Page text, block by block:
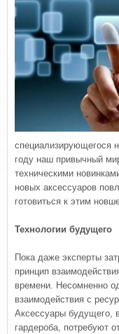
специализирующегося
году наш привычный
техническими
новых аксессуаров
готовиться к этим
Технологии будущего
Пока даже эксперты
принцип
времени. Несомненно
взаимодействия с
Аксессуары будущего,
гардероба, потребуют